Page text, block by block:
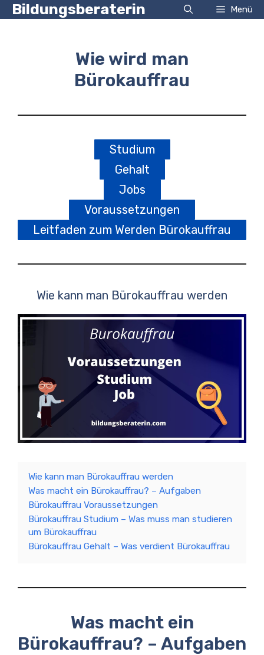
Zum
Inhalt
Bildungsberaterin Menü
Wie wird man
Bürokauffrau
Studium
Gehalt
Jobs
Voraussetzungen
Leitfaden zum Werden Bürokauffrau
Wie kann man Bürokauffrau werden
Wie kann man Bürokauffrau werden
Was macht ein Bürokauffrau? – Aufgaben
Bürokauffrau Voraussetzungen
Bürokauffrau Studium – Was muss man studieren
um Bürokauffrau
Bürokauffrau Gehalt – Was verdient Bürokauffrau
Was macht ein
Bürokauffrau? – Aufgaben